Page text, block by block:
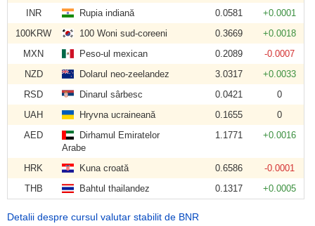
INR Rupia indiană 0.0581
+0.0001
100KRW
100 Woni sud-coreeni 0.3669
+0.0018
MXN
Peso-ul mexican 0.2089
-0.0007
NZD
Dolarul neo-zeelandez 3.0317
+0.0033
RSD
Dinarul sârbesc 0.0421
0
UAH
Hryvna ucraineană 0.1655
0
AED
Dirhamul Emiratelor
Arabe
1.1771 +0.0016
HRK Kuna croată 0.6586
-0.0001
THB
Bahtul thailandez 0.1317 +0.0005
Detalii despre cursul valutar stabilit de BNR